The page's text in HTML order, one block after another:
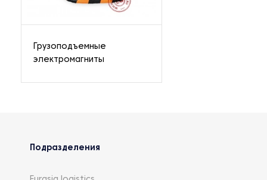
Грузоподъемные
электромагниты
Подразделения